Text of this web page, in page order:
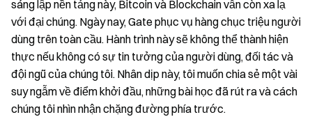
sáng lập nền tảng này, Bitcoin và Blockchain vẫn còn xa lạ
với đại chúng. Ngày nay, Gate phục vụ hàng chục triệu người
dùng trên toàn cầu. Hành trình này sẽ không thể thành hiện
thực nếu không có sự tin tưởng của người dùng, đối tác và
đội ngũ của chúng tôi. Nhân dịp này, tôi muốn chia sẻ một vài
suy ngẫm về điểm khởi đầu, những bài học đã rút ra và cách
chúng tôi nhìn nhận chặng đường phía trước.